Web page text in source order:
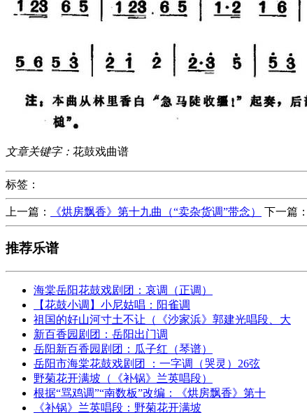
文章关键字： 花鼓戏曲谱
标签：
上一篇： 《烘房飘香》第十九曲（“卖杂货调”带念） 下一篇：
推荐乐谱
海棠岳阳花鼓戏剧团：哀调（正调）
【花鼓小调】小尼姑唱：阳雀调
祖国的好山河寸土不让（《沙家浜》郭建光唱段、大
新百香园剧团：岳阳出门调
岳阳新百香园剧团：瓜子红（琴谱）
岳阳市海棠花鼓戏剧团 ：一字调（哭灵）26弦
野菊花开满坡（《补锅》兰英唱段）
根据“骂鸡调”“南数板”改编：《烘房飘香》第十
《补锅》兰英唱段：野菊花开满坡